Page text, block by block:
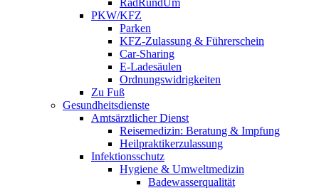
RadRundUm
PKW/KFZ
Parken
KFZ-Zulassung & Führerschein
Car-Sharing
E-Ladesäulen
Ordnungswidrigkeiten
Zu Fuß
Gesundheitsdienste
Amtsärztlicher Dienst
Reisemedizin: Beratung & Impfung
Heilpraktikerzulassung
Infektionsschutz
Hygiene & Umweltmedizin
Badewasserqualität